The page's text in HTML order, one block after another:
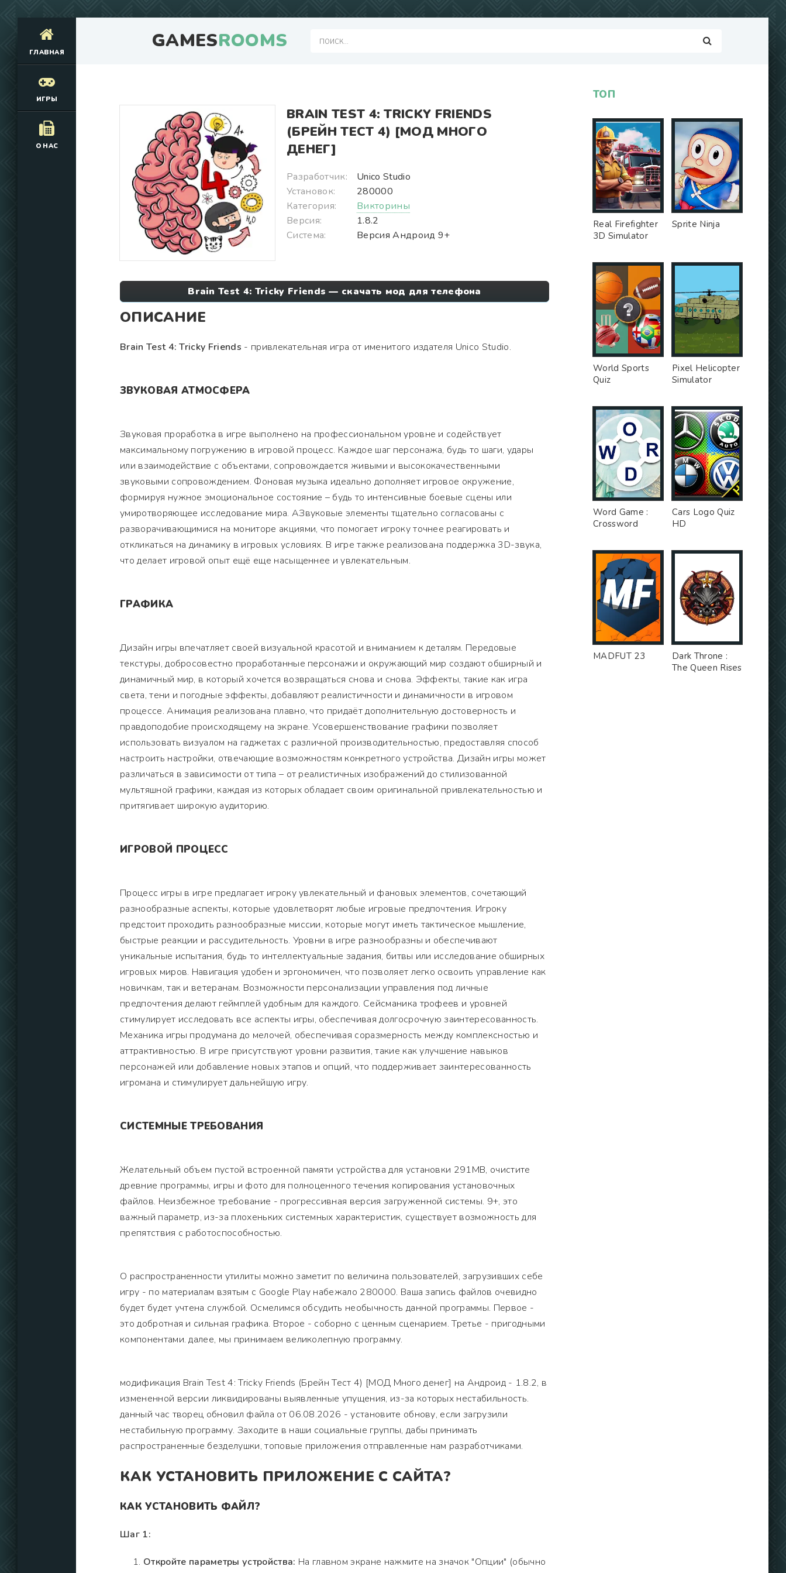
GAMESROOMS
ГЛАВНАЯ
ИГРЫ
О НАС
BRAIN TEST 4: TRICKY FRIENDS
(БРЕЙН ТЕСТ 4) [МОД МНОГО
ДЕНЕГ]
Разработчик:
Unico Studio
Установок:
280000
Категория:
Викторины
Версия:
1.8.2
Система:
Версия Андроид 9+
Brain Test 4: Tricky Friends — скачать мод для телефона
ОПИСАНИЕ
Brain Test 4: Tricky Friends - привлекательная игра от именитого издателя Unico Studio.
ЗВУКОВАЯ АТМОСФЕРА
Звуковая проработка в игре выполнено на профессиональном уровне и содействует
максимальному погружению в игровой процесс. Каждое шаг персонажа, будь то шаги, удары
или взаимодействие с объектами, сопровождается живыми и высококачественными
звуковыми сопровождением. Фоновая музыка идеально дополняет игровое окружение,
формируя нужное эмоциональное состояние – будь то интенсивные боевые сцены или
умиротворяющее исследование мира. АЗвуковые элементы тщательно согласованы с
разворачивающимися на мониторе акциями, что помогает игроку точнее реагировать и
откликаться на динамику в игровых условиях. В игре также реализована поддержка 3D-звука,
что делает игровой опыт ещё еще насыщеннее и увлекательным.
ГРАФИКА
Дизайн игры впечатляет своей визуальной красотой и вниманием к деталям. Передовые
текстуры, добросовестно проработанные персонажи и окружающий мир создают обширный и
динамичный мир, в который хочется возвращаться снова и снова. Эффекты, такие как игра
света, тени и погодные эффекты, добавляют реалистичности и динамичности в игровом
процессе. Анимация реализована плавно, что придаёт дополнительную достоверность и
правдоподобие происходящему на экране. Усовершенствование графики позволяет
использовать визуалом на гаджетах с различной производительностью, предоставляя способ
настроить настройки, отвечающие возможностям конкретного устройства. Дизайн игры может
различаться в зависимости от типа – от реалистичных изображений до стилизованной
мультяшной графики, каждая из которых обладает своим оригинальной привлекательностью и
притягивает широкую аудиторию.
ИГРОВОЙ ПРОЦЕСС
Процесс игры в игре предлагает игроку увлекательный и фановых элементов, сочетающий
разнообразные аспекты, которые удовлетворят любые игровые предпочтения. Игроку
предстоит проходить разнообразные миссии, которые могут иметь тактическое мышление,
быстрые реакции и рассудительность. Уровни в игре разнообразны и обеспечивают
уникальные испытания, будь то интеллектуальные задания, битвы или исследование обширных
игровых миров. Навигация удобен и эргономичен, что позволяет легко освоить управление как
новичкам, так и ветеранам. Возможности персонализации управления под личные
предпочтения делают геймплей удобным для каждого. Сейсманика трофеев и уровней
стимулирует исследовать все аспекты игры, обеспечивая долгосрочную заинтересованность.
Механика игры продумана до мелочей, обеспечивая соразмерность между комплексностью и
аттрактивностью. В игре присутствуют уровни развития, такие как улучшение навыков
персонажей или добавление новых этапов и опций, что поддерживает заинтересованность
игромана и стимулирует дальнейшую игру.
СИСТЕМНЫЕ ТРЕБОВАНИЯ
Желательный объем пустой встроенной памяти устройства для установки 291MB, очистите
древние программы, игры и фото для полноценного течения копирования установочных
файлов. Неизбежное требование - прогрессивная версия загруженной системы. 9+, это
важный параметр, из-за плохеньких системных характеристик, существует возможность для
препятствия с работоспособностью.
О распространенности утилиты можно заметит по величина пользователей, загрузивших себе
игру - по материалам взятым с Google Play набежало 280000. Ваша запись файлов очевидно
будет будет учтена службой. Осмелимся обсудить необычность данной программы. Первое -
это добротная и сильная графика. Второе - соборно с ценным сценарием. Третье - пригодными
компонентами. далее, мы принимаем великолепную программу.
модификация Brain Test 4: Tricky Friends (Брейн Тест 4) [МОД Много денег] на Андроид - 1.8.2, в
измененной версии ликвидированы выявленные упущения, из-за которых нестабильность.
данный час творец обновил файла от 06.08.2026 - установите обнову, если загрузили
нестабильную программу. Заходите в наши социальные группы, дабы принимать
распространенные безделушки, топовые приложения отправленные нам разработчиками.
КАК УСТАНОВИТЬ ПРИЛОЖЕНИЕ С САЙТА?
КАК УСТАНОВИТЬ ФАЙЛ?
Шаг 1:
Откройте параметры устройства: На главном экране нажмите на значок "Опции" (обычно
ТОП
Real Firefighter
3D Simulator
Sprite Ninja
World Sports
Quiz
Pixel Helicopter
Simulator
Word Game :
Crossword
Cars Logo Quiz
HD
MADFUT 23
Dark Throne :
The Queen Rises